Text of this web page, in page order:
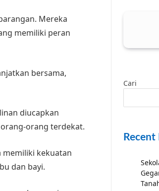
Mereka
memiliki peran
bersama,
diucapkan
orang terdekat.
memiliki kekuatan
dan bayi.
Cari
Recent